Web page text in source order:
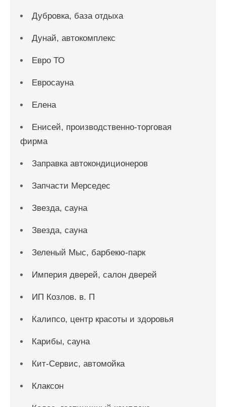
Дубровка, база отдыха
Дунай, автокомплекс
Евро ТО
Евросауна
Елена
Енисей, производственно-торговая
фирма
Заправка автокондиционеров
Запчасти Мерседес
Звезда, сауна
Звезда, сауна
Зеленый Мыс, барбекю-парк
Империя дверей, салон дверей
ИП Козлов. в. П
Калипсо, центр красоты и здоровья
Карибы, сауна
Кит-Сервис, автомойка
Клаксон